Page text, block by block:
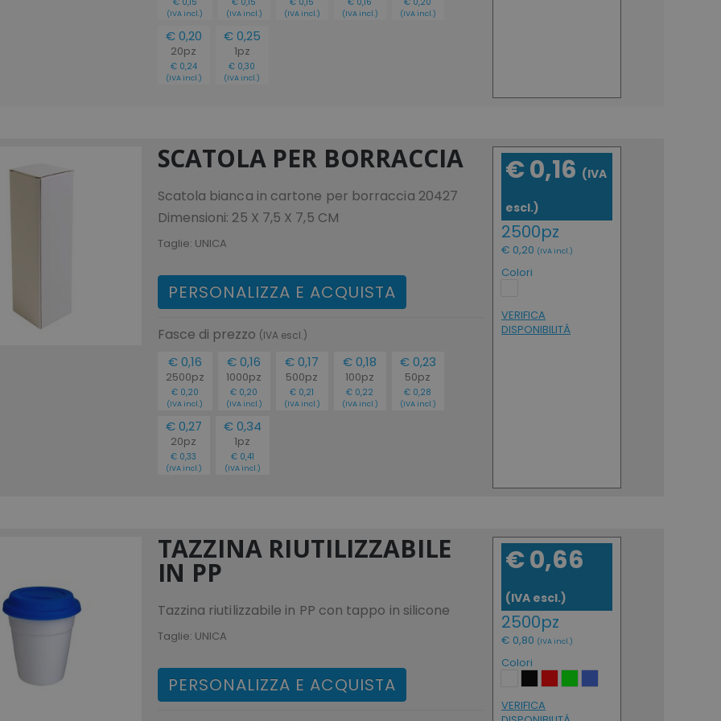
(IVA incl.) (IVA incl.) (IVA incl.) (IVA incl.) (IVA incl.)
€ 0,20
20pz
€ 0,24
(IVA incl.)
€ 0,25
1pz
€ 0,30
(IVA incl.)
SCATOLA PER BORRACCIA
Scatola bianca in cartone per borraccia 20427
Dimensioni: 25 X 7,5 X 7,5 CM
Taglie: UNICA
PERSONALIZZA E ACQUISTA
Fasce di prezzo (IVA escl.)
€ 0,16
2500pz
€ 0,20
(IVA incl.)
€ 0,16
1000pz
€ 0,20
(IVA incl.)
€ 0,17
500pz
€ 0,21
(IVA incl.)
€ 0,18
100pz
€ 0,22
(IVA incl.)
€ 0,23
50pz
€ 0,28
(IVA incl.)
€ 0,27
20pz
€ 0,33
(IVA incl.)
€ 0,34
1pz
€ 0,41
(IVA incl.)
€ 0,16 (IVA
escl.)
2500pz
€ 0,20 (IVA incl.)
Colori
VERIFICA
DISPONIBILITÁ
TAZZINA RIUTILIZZABILE
IN PP
Tazzina riutilizzabile in PP con tappo in silicone
Taglie: UNICA
PERSONALIZZA E ACQUISTA
€ 0,66
(IVA escl.)
2500pz
€ 0,80 (IVA incl.)
Colori
VERIFICA